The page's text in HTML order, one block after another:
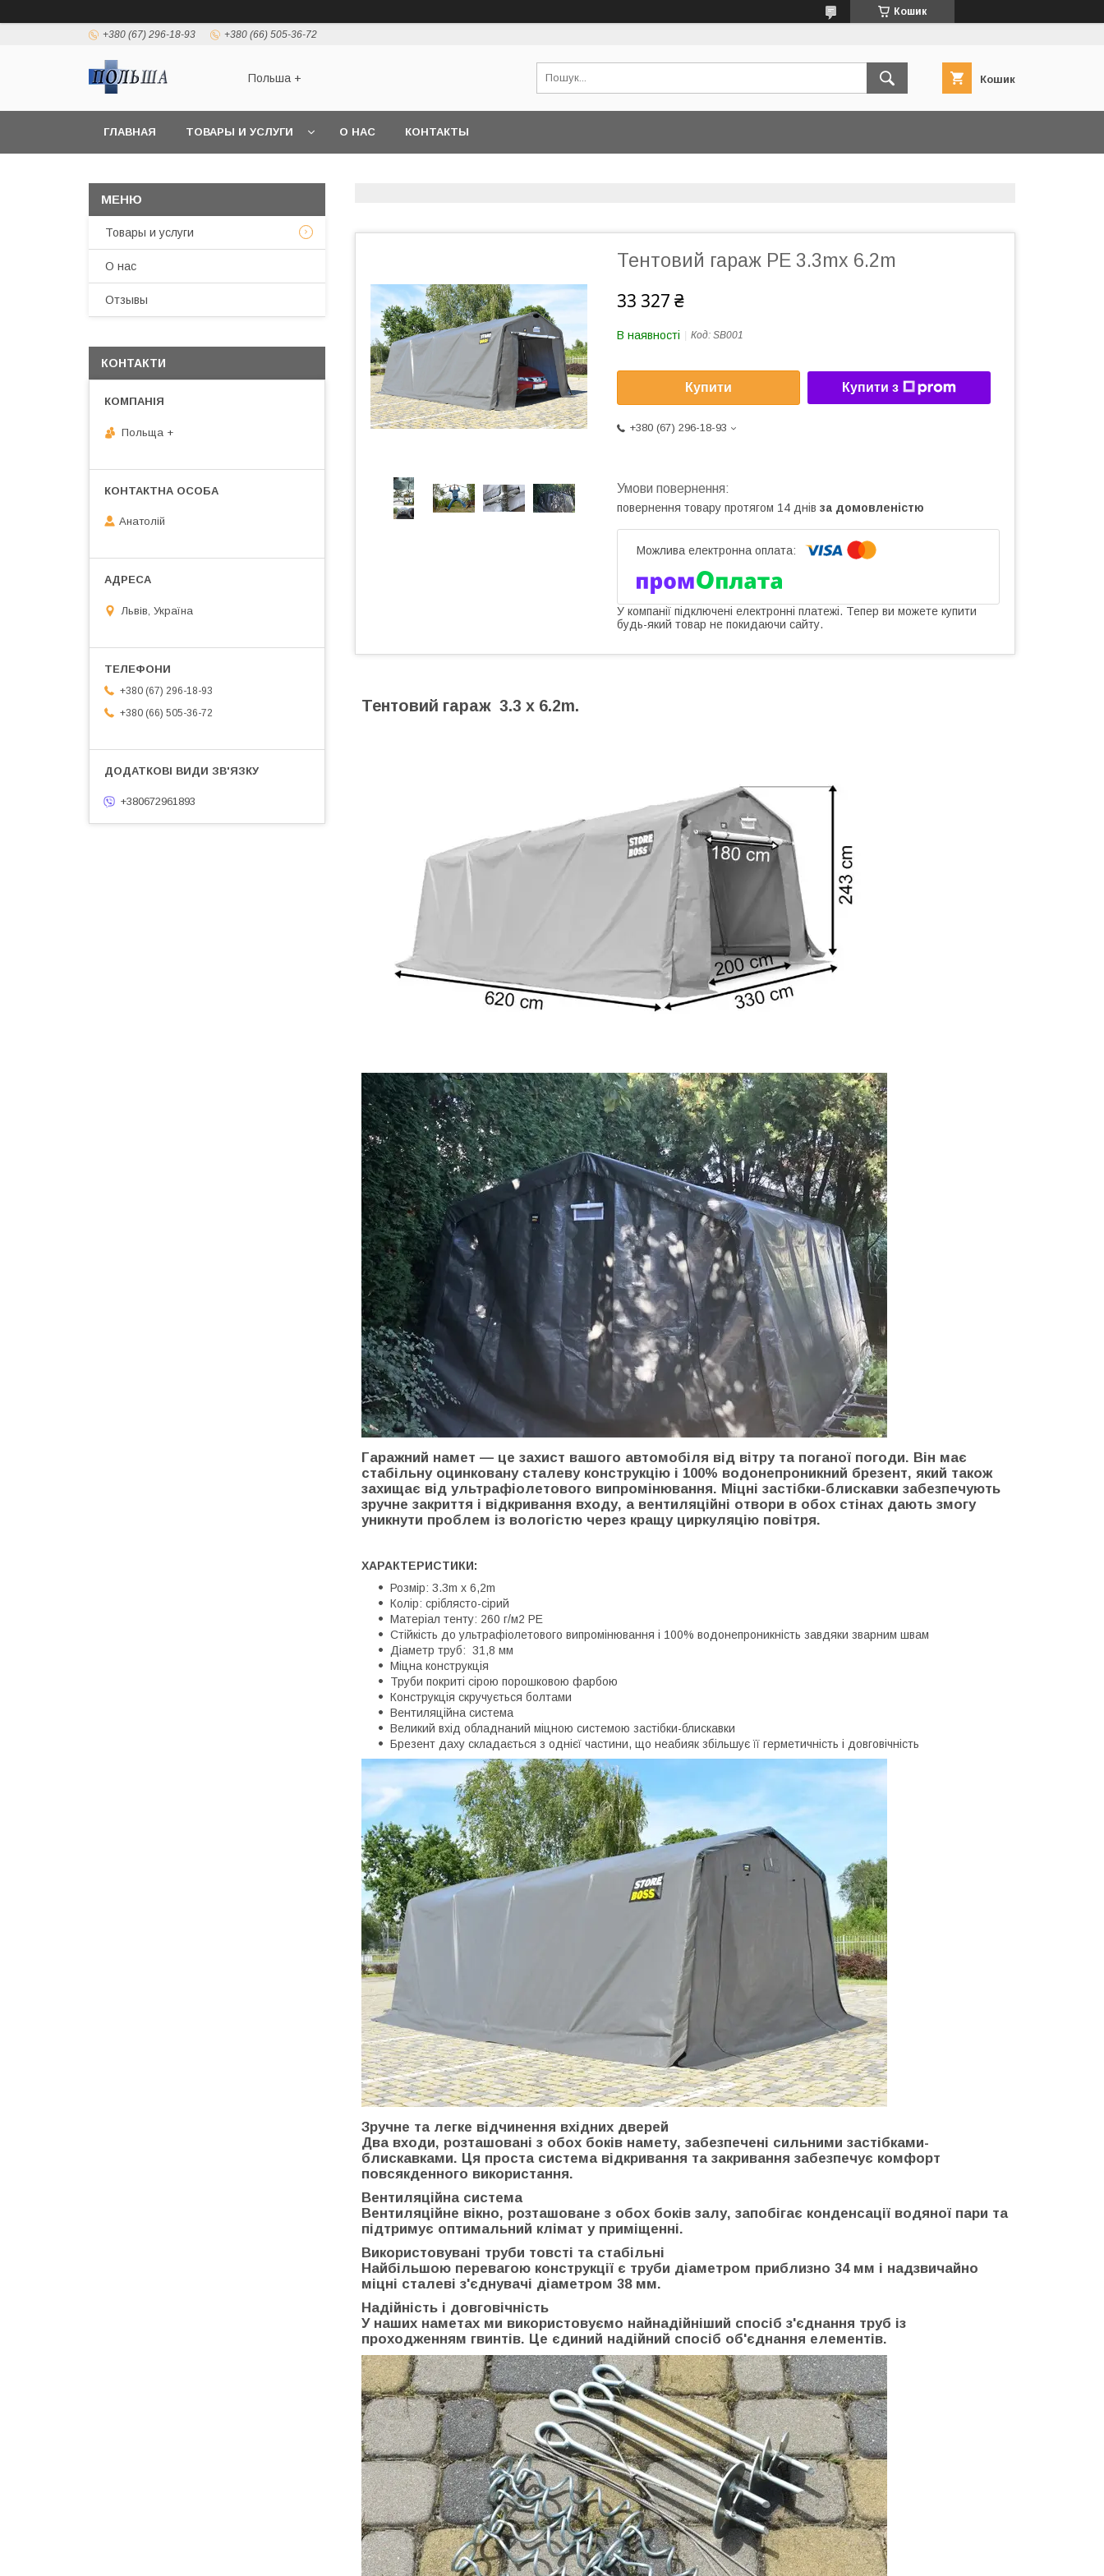
Кошик
+380 (67) 296-18-93 +380 (66) 505-36-72
Польша + Кошик
ГЛАВНАЯ ТОВАРЫ И УСЛУГИ О НАС КОНТАКТЫ
Тентовий гараж РЕ 3.3mx 6.2m
33 327 ₴
В наявності Код: SB001
Купити Купити з
+380 (67) 296-18-93
повернення товару протягом 14 днів за домовленістю
У компанії підключені електронні платежі. Тепер ви можете купити
будь-який товар не покидаючи сайту.
Тентовий гараж 3.3 x 6.2m.
Гаражний намет — це захист вашого автомобіля від вітру та поганої погоди. Він має
стабільну оцинковану сталеву конструкцію і 100% водонепроникний брезент, який також
захищає від ультрафіолетового випромінювання. Міцні застібки-блискавки забезпечують
зручне закриття і відкривання входу, а вентиляційні отвори в обох стінах дають змогу
уникнути проблем із вологістю через кращу циркуляцію повітря.
ХАРАКТЕРИСТИКИ:
Розмір: 3.3m x 6,2m
Колір: сріблясто-сірий
Матеріал тенту: 260 г/м2 PE
Стійкість до ультрафіолетового випромінювання і 100% водонепроникність завдяки зварним швам
Діаметр труб: 31,8 мм
Міцна конструкція
Труби покриті сірою порошковою фарбою
Конструкція скручується болтами
Вентиляційна система
Великий вхід обладнаний міцною системою застібки-блискавки
Брезент даху складається з однієї частини, що неабияк збільшує її герметичність і довговічність
Зручне та легке відчинення вхідних дверей
Два входи, розташовані з обох боків намету, забезпечені сильними застібками-
блискавками. Ця проста система відкривання та закривання забезпечує комфорт
повсякденного використання.
Вентиляційна система
Вентиляційне вікно, розташоване з обох боків залу, запобігає конденсації водяної пари та
підтримує оптимальний клімат у приміщенні.
Використовувані труби товсті та стабільні
Найбільшою перевагою конструкції є труби діаметром приблизно 34 мм і надзвичайно
міцні сталеві з'єднувачі діаметром 38 мм.
Надійність і довговічність
У наших наметах ми використовуємо найнадійніший спосіб з'єднання труб із
проходженням гвинтів. Це єдиний надійний спосіб об'єднання елементів.
Товары и услуги
О нас
Отзывы
КОНТАКТИ
Польща +
Анатолій
Львів, Україна
+380 (67) 296-18-93
+380 (66) 505-36-72
+380672961893